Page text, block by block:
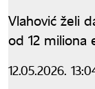
Vlahović želi
od 12 miliona
12.05.2026.